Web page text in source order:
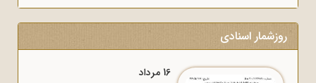
روزشمار اسنادی
16 مرداد